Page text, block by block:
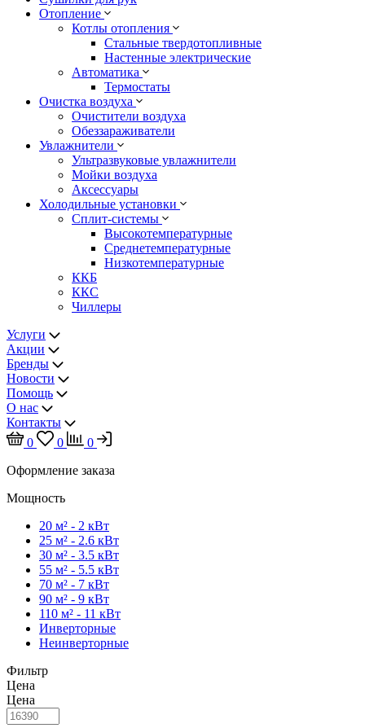
Отопление
Котлы отопления
Стальные твердотопливные
Настенные электрические
Автоматика
Термостаты
Очистка воздуха
Очистители воздуха
Обеззараживатели
Увлажнители
Ультразвуковые увлажнители
Мойки воздуха
Аксессуары
Холодильные установки
Сплит-системы
Высокотемпературные
Среднетемпературные
Низкотемпературные
ККБ
ККС
Чиллеры
Услуги
Акции
Бренды
Новости
Помощь
О нас
Контакты
0
0
0
Оформление заказа
Мощность
20 м² - 2 кВт
25 м² - 2.6 кВт
30 м² - 3.5 кВт
55 м² - 5.5 кВт
70 м² - 7 кВт
90 м² - 9 кВт
110 м² - 11 кВт
Инверторные
Неинверторные
Фильтр
Цена
Цена